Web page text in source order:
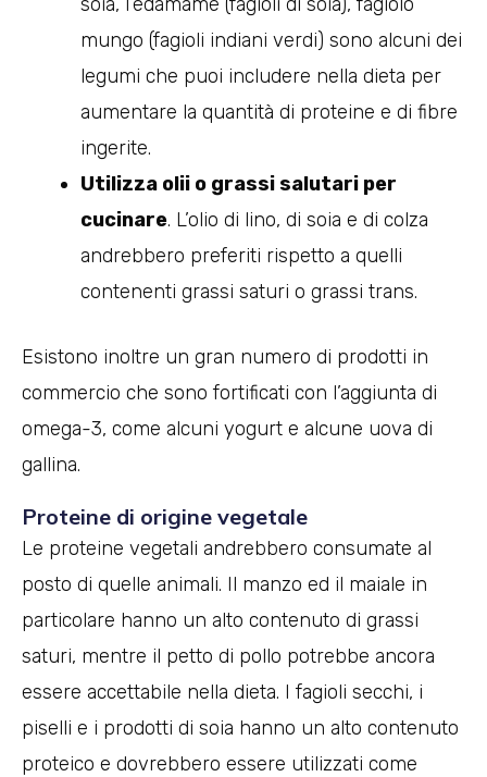
mungo (fagioli indiani verdi) sono alcuni dei
legumi che puoi includere nella dieta per
aumentare la quantità di proteine e di fibre
ingerite.
Utilizza olii o grassi salutari per
cucinare. L’olio di lino, di soia e di colza
andrebbero preferiti rispetto a quelli
contenenti grassi saturi o grassi trans.
Esistono inoltre un gran numero di prodotti in
commercio che sono fortificati con l’aggiunta di
omega-3, come alcuni yogurt e alcune uova di
gallina.
Proteine di origine vegetale
Le proteine vegetali andrebbero consumate al
posto di quelle animali. Il manzo ed il maiale in
particolare hanno un alto contenuto di grassi
saturi, mentre il petto di pollo potrebbe ancora
essere accettabile nella dieta. I fagioli secchi, i
piselli e i prodotti di soia hanno un alto contenuto
proteico e dovrebbero essere utilizzati come